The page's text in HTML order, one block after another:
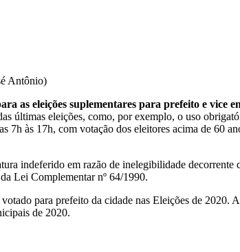
Antônio)
as eleições suplementares para prefeito e vice
últimas eleições, como, por exemplo, o uso
às 17h, com votação dos eleitores acima de 60
indeferido em razão de inelegibilidade decorrente
Lei Complementar nº 64/1990.
para prefeito da cidade nas Eleições de 2020.
de 2020.